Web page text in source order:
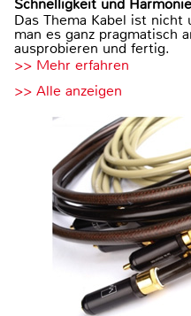
Schnelligkeit und Harmonie
Das Thema Kabel ist
man es ganz pragmatisch
ausprobieren und fertig.
>> Mehr erfahren
>> Alle anzeigen